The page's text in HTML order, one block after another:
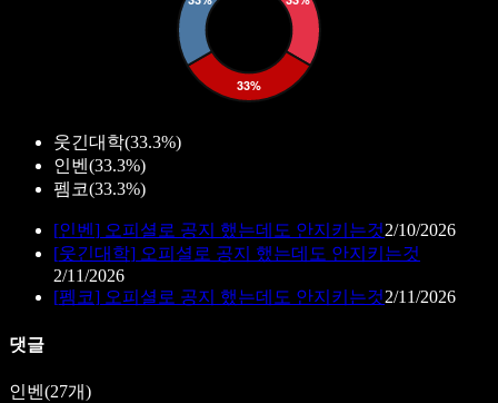
웃긴대학(33.3%)
인벤 (33.3%)
펨코(33.3%)
[인벤 ] 오피셜로 공지 했는데도 안지키는것2/10/2026
[웃긴대학] 오피셜로 공지 했는데도 안지키는것
2/11/2026
[펨코] 오피셜로 공지 했는데도 안지키는것2/11/2026
댓글
인벤 (27개)